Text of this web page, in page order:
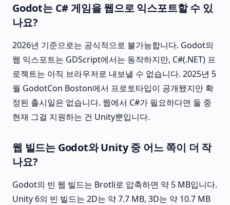
Godot는 C# 게임을 웹으로 익스포트할 수 있
나요?
2026년 기준으로는 공식적으로 불가능합니다. Godot의
웹 익스포트는 GDScript에서는 동작하지만, C#(.NET) 프
로젝트는 아직 브라우저로 내보낼 수 없습니다. 2025년 5
월 GodotCon Boston에서 프로토타입이 공개됐지만 확
정된 출시일은 없습니다. 웹에서 C#가 필요하다면 둘 중
현재 그걸 지원하는 건 Unity뿐입니다.
웹 빌드는 Godot와 Unity 중 어느 쪽이 더 작
나요?
Godot의 빈 웹 빌드는 Brotli로 압축하면 약 5 MB입니다.
Unity 6의 빈 빌드는 2D는 약 7.7 MB, 3D는 약 10.7 MB